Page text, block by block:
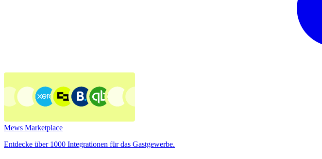
Mews Marketplace
Entdecke über 1000 Integrationen für das Gastgewerbe.